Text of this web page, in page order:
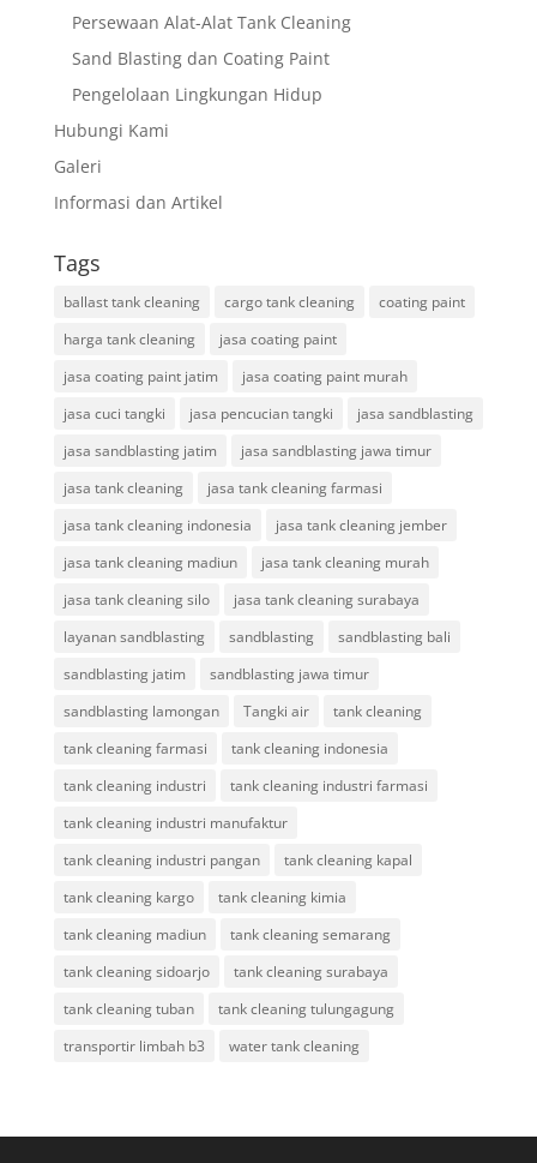
Persewaan Alat-Alat Tank Cleaning
Sand Blasting dan Coating Paint
Pengelolaan Lingkungan Hidup
Hubungi Kami
Galeri
Informasi dan Artikel
Tags
ballast tank cleaning cargo tank cleaning
coating paint
harga tank cleaning
jasa coating paint
jasa coating paint jatim
jasa coating paint murah
jasa cuci tangki
jasa pencucian tangki
jasa sandblasting
jasa sandblasting jatim
jasa sandblasting jawa timur
jasa tank cleaning
jasa tank cleaning farmasi
jasa tank cleaning indonesia
jasa tank cleaning jember
jasa tank cleaning madiun
jasa tank cleaning murah
jasa tank cleaning silo
jasa tank cleaning surabaya
layanan sandblasting
sandblasting
sandblasting bali
sandblasting jatim
sandblasting jawa timur
sandblasting lamongan
Tangki air
tank cleaning
tank cleaning farmasi
tank cleaning indonesia
tank cleaning industri
tank cleaning industri farmasi
tank cleaning industri manufaktur
tank cleaning industri pangan
tank cleaning kapal
tank cleaning kargo
tank cleaning kimia
tank cleaning madiun
tank cleaning semarang
tank cleaning sidoarjo
tank cleaning surabaya
tank cleaning tuban
tank cleaning tulungagung
transportir limbah b3
water tank cleaning